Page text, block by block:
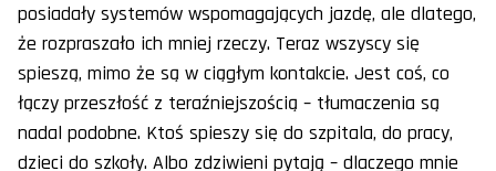
posiadały systemów wspomagających jazdę, ale dlatego,
że rozpraszało ich mniej rzeczy. Teraz wszyscy się
spieszą, mimo że są w ciągłym kontakcie. Jest coś, co
łączy przeszłość z teraźniejszością – tłumaczenia są
nadal podobne. Ktoś spieszy się do szpitala, do pracy,
dzieci do szkoły. Albo zdziwieni pytają – dlaczego mnie